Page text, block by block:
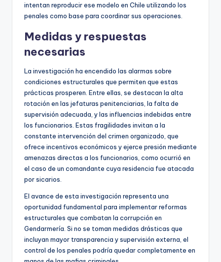
intentan reproducir ese modelo en Chile utilizando los
penales como base para coordinar sus operaciones.
Medidas y respuestas
necesarias
La investigación ha encendido las alarmas sobre
condiciones estructurales que permiten que estas
prácticas prosperen. Entre ellas, se destacan la alta
rotación en las jefaturas penitenciarias, la falta de
supervisión adecuada, y las influencias indebidas entre
los funcionarios. Estas fragilidades invitan a la
constante intervención del crimen organizado, que
ofrece incentivos económicos y ejerce presión mediante
amenazas directas a los funcionarios, como ocurrió en
el caso de un comandante cuya residencia fue atacada
por sicarios.
El avance de esta investigación representa una
oportunidad fundamental para implementar reformas
estructurales que combatan la corrupción en
Gendarmería. Si no se toman medidas drásticas que
incluyan mayor transparencia y supervisión externa, el
control de los penales podría quedar completamente en